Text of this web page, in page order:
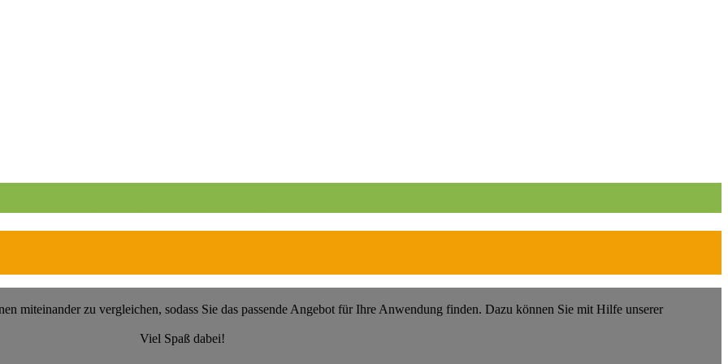
miteinander zu vergleichen, sodass Sie das passende Angebot für Ihre Anwendung finden. Dazu können Sie mit Hilfe unserer
Viel Spaß dabei!